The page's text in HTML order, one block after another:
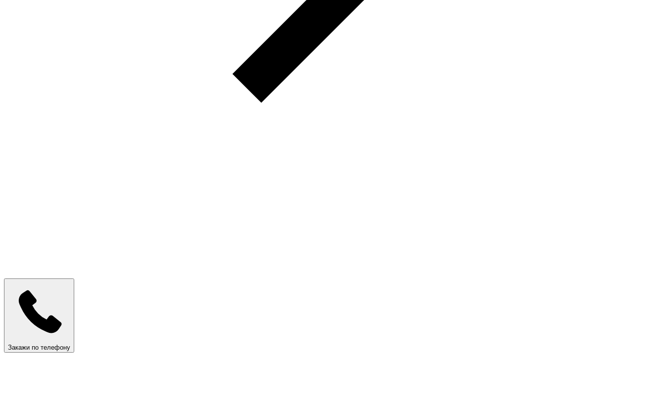
Закажи по телефону